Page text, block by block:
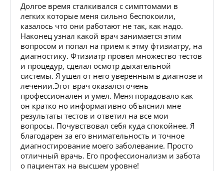
Долгое время сталкивался с симптомами в
легких которые меня сильно беспокоили,
казалось что они работают не так, как надо.
Наконец узнал какой врач занимается этим
вопросом и попал на прием к этму фтизиатру, на
диагностику. Фтизиатр провел множество тестов
и процедур, сделал осмотр дыхательной
системы. Я ушел от него уверенным в диагнозе и
лечении.Этот врач оказался очень
профессионален и умел. Меня порадовало как
он кратко но информативно объяснил мне
результаты тестов и ответил на все мои
вопросы. Почувствовал себя куда спокойнее. Я
благодарен за его внимательность и точное
диагностирование моего заболевание. Просто
отличный врачь. Его профессионализм и забота
о пациентах на высшем уровне!